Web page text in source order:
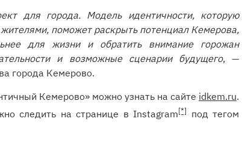
для города. Модель идентичности, которую
поможет раскрыть потенциал Кемерова,
для жизни и обратить внимание горожан
и возможные сценарии будущего, —
города Кемерово.
Кемерово» можно узнать на сайте idkem.ru.
следить на странице в Instagram[*] под тегом